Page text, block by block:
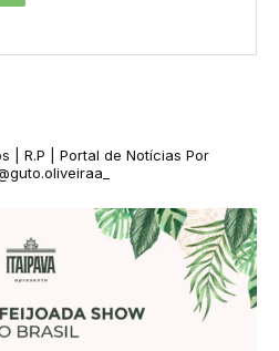
| R.P | Portal de Notícias Por